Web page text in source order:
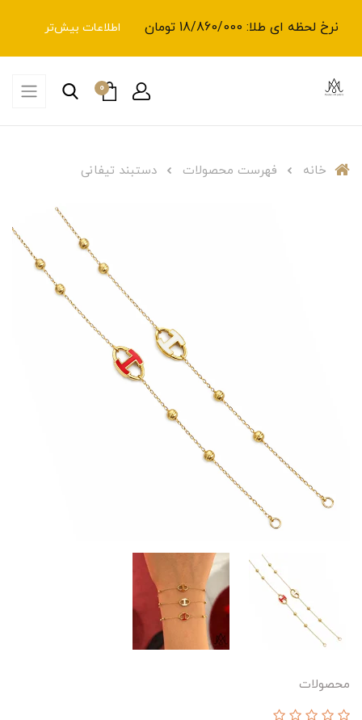
نرخ لحظه ای طلا: 18/860/000 تومان اطلاعات بیش‌تر
0
خانه فهرست محصولات دستبند تیفانی
محصولات